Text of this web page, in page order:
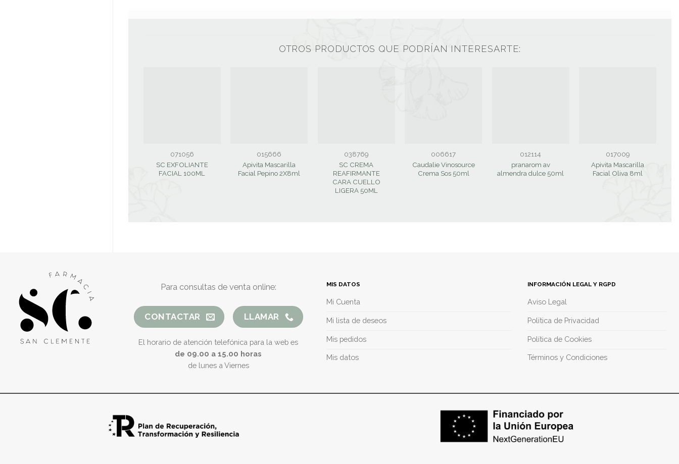
OTROS PRODUCTOS QUE PODRÍAN INTERESARTE:
071056
SC EXFOLIANTE
FACIAL 100ML
015666
Apivita Mascarilla
Facial Pepino 2X8ml
038769
SC CREMA
REAFIRMANTE
CARA CUELLO
LIGERA 50ML
006617
Caudalie Vinosource
Crema Sos 50ml
012114
pranarom av
almendra dulce 50ml
017009
Apivita Mascarilla
Facial Oliva 8ml
Para consultas de venta online:
CONTACTAR LLAMAR
El horario de atención telefónica para la web es
de 09.00 a 15.00 horas
de lunes a Viernes
MIS DATOS
Mi Cuenta
Mi lista de deseos
Mis pedidos
Mis datos
INFORMACIÓN LEGAL Y RGPD
Aviso Legal
Política de Privacidad
Política de Cookies
Términos y Condiciones